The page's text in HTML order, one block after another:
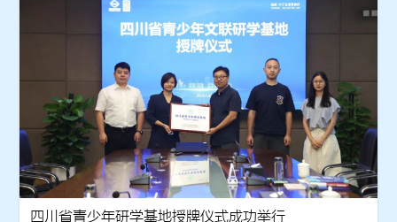
四川省青少年研学基地授牌仪式成功举行